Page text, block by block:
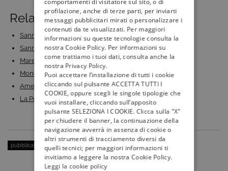
Related Posts:
Sanremo 2023: duetti e cover ufficiali, concorrenti…
Sanremo 2023: anticipazioni quarta serata, recap…
Mare Fuori 3: gli ultimi episodi in streaming e in…
Mondiali Qatar 2022: calendario e dove seguire tutte…
American Pie dal 5 agosto su Italia 2: calendario,…
La Porta Rossa 3 su Rai 2 HD: trama, episodi, cast e…
pubblicato il: 19 Marzo 2019 | categoria: Serie Tv e Fiction
profilazione, anche di terze parti, per inviarti
messaggi pubblicitari mirati o personalizzare i
contenuti da te visualizzati. Per maggiori
informazioni su queste tecnologie consulta la
nostra Cookie Policy. Per informazioni su
come trattiamo i tuoi dati, consulta anche la
nostra Privacy Policy.
Puoi accettare l’installazione di tutti i cookie
cliccando sul pulsante ACCETTA TUTTI I
COOKIE, oppure scegli le singole tipologie che
vuoi installare, cliccando sull’apposito
pulsante SELEZIONA I COOKIE. Clicca sulla "X"
per chiudere il banner, la continuazione della
navigazione avverrà in assenza di cookie o
altri strumenti di tracciamento diversi da
quelli tecnici; per maggiori informazioni ti
invitiamo a leggere la nostra Cookie Policy.
Leggi la cookie policy